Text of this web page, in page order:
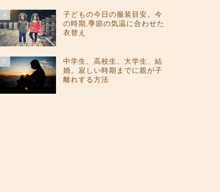
4
子どもの今日の服装目安。今
の時期,季節の気温に合わせた
衣替え
5
中学生、高校生、大学生、結
婚。寂しい時期までに親が子
離れする方法